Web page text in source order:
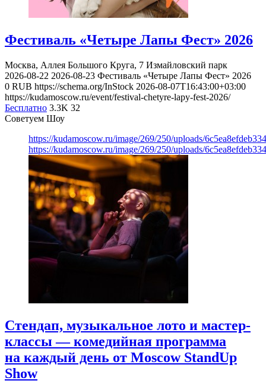
Фестиваль «Четыре Лапы Фест» 2026
Москва, Аллея Большого Круга, 7 Измайловский парк
2026-08-22 2026-08-23 Фестиваль «Четыре Лапы Фест» 2026
0 RUB https://schema.org/InStock 2026-08-07T16:43:00+03:00
https://kudamoscow.ru/event/festival-chetyre-lapy-fest-2026/
Бесплатно 3.3K 32
Советуем Шоу
https://kudamoscow.ru/image/269/250/uploads/
https://kudamoscow.ru/image/269/250/uploads/
Стендап, музыкальное лото и мастер-
классы — комедийная программа
на каждый день от Moscow StandUp
Show